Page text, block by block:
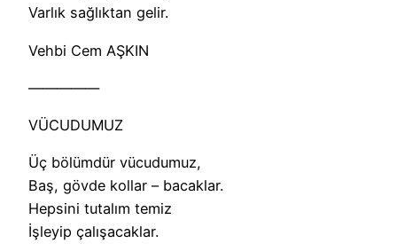
Varlık sağlıktan gelir.
Vehbi Cem AŞKIN
—————
VÜCUDUMUZ
Üç bölümdür vücudumuz,
Baş, gövde kollar – bacaklar.
Hepsini tutalım temiz
İşleyip çalışacaklar.